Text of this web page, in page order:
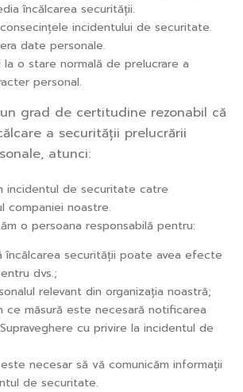
încălcarea securității.
incidentului de securitate.
date personale.
la o stare normală de prelucrare a
personal.
un grad de certitudine rezonabil că
a securității prelucrării
atunci:
incidentul de securitate catre
companiei noastre.
o persoana responsabilă pentru:
încălcarea securității poate avea efecte
dvs.;
relevant din organizația noastră;
ce măsură este necesară notificarea
cu privire la incidentul de
necesar să vă comunicăm informații
de securitate.